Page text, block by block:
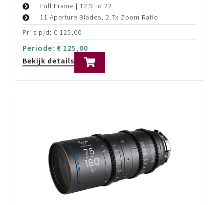
Full Frame | T2.9 to 22
11 Aperture Blades, 2.7x Zoom Ratio
Prijs p/d: € 125,00
Periode: € 125,00
Bekijk details